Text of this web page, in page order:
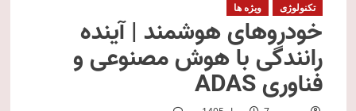
تکنولوژی ویژه ها
خودروهای هوشمند | آینده
رانندگی با هوش مصنوعی و
فناوری ADAS